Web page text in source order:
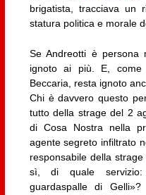
brigatista, tracciava un
statura politica e morale
Se Andreotti è persona
ignoto ai più. E, come
Beccaria, resta ignoto
Chi è davvero questo
tutto della strage del 2
di Cosa Nostra nella
agente segreto infiltrato
responsabile della
sì, di quale
guardaspalle di